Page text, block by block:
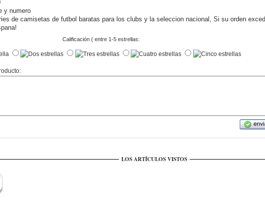
y numero
de camisetas de futbol baratas para los clubs y la seleccion nacional, Si su orden
Calificación ( entre 1-5 estrellas:
LOS ARTÍCULOS VISTOS